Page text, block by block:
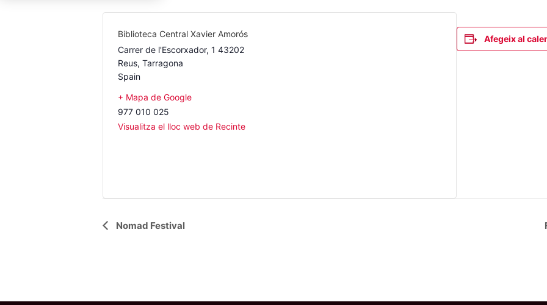
Biblioteca Central Xavier Amorós
Carrer de l'Escorxador, 1 43202
Reus, Tarragona
Spain
+ Mapa de Google
977 010 025
Visualitza el lloc web de Recinte
Afegeix al
Navegació
Nomad Festival